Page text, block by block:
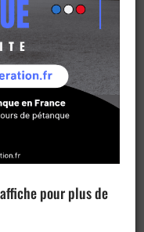
pour plus de